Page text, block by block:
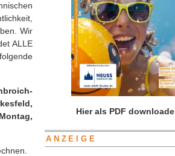
Wir
ALLE
Hier als PDF
ANZEIGE